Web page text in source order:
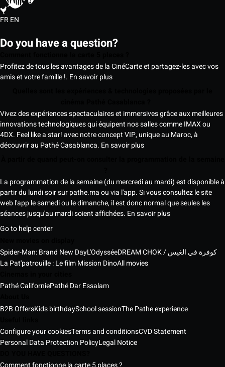
FREN
Do you have a question?
Profitez de tous les avantages de la CinéCarte et partagez-les avec vos
amis et votre famille !. En savoir plus
Vivez des expériences spectaculaires et immersives grâce aux meilleures
innovations technologiques qui équipent nos salles comme IMAX ou
4DX. Feel like a star! avec notre concept VIP, unique au Maroc, à
découvrir au Pathé Casablanca. En savoir plus
La programmation de la semaine (du mercredi au mardi) est disponible à
partir du lundi soir sur pathe.ma ou via l'app. Si vous consultez le site
web l'app le samedi ou le dimanche, il est donc normal que seules les
séances jusqu'au mardi soient affichées. En savoir plus
Go to help center
Spider-Man: Brand New DayL'Odyssée
DREAM CHOK / كوفرة في الغيس
La Pat'patrouille : Le film Mission DinoAll movies
Pathé CaliforniePathé Dar Essalam
B2B OffersKids birthdaySchool sessionThe Pathe experience
Configure your cookiesTerms and conditionsCVD Statement
Personal Data Protection PolicyLegal Notice